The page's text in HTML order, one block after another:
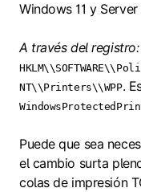
Windows 11 y
A través del registro:
NT\\Printers\\WPP.
Puede que sea
el cambio surta
colas de impresión